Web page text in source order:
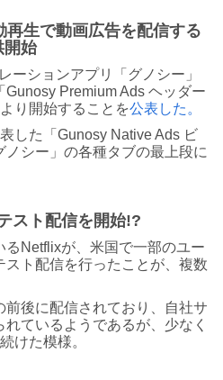
生で動画広告を配信する
開始
ーションアプリ「グノシー」
Gunosy Premium Ads ヘッダー
り開始することを公表した。
した「Gunosy Native Ads ビ
シー」の各種タブの最上段に
スト配信を開始!?
るNetflixが、米国で一部のユー
ト配信を行ったことが、複数
後に配信されており、自社サ
ているようであるが、少なく
けた模様。